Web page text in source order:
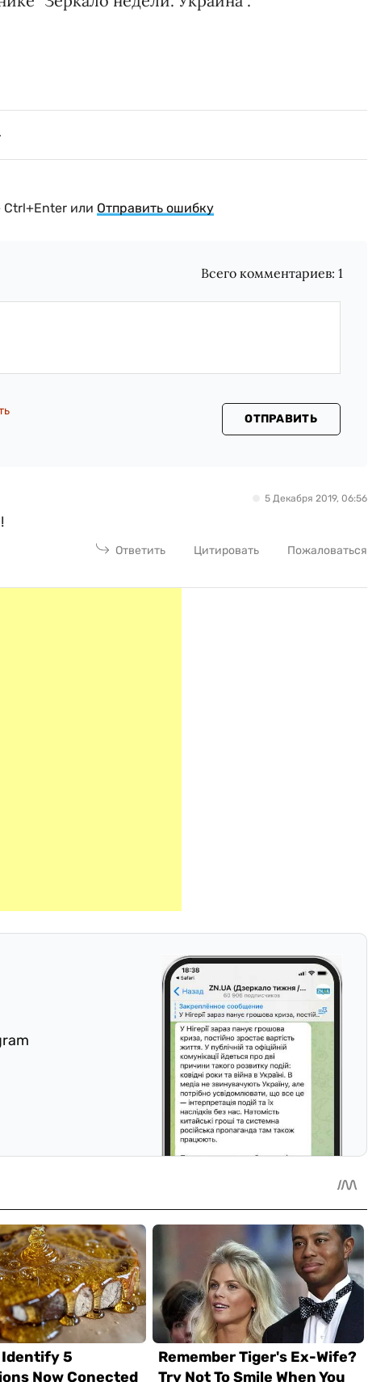
или Отправить ошибку
Всего комментариев:1
ОТПРАВИТЬ
5 Декабря 2019, 06:56
Ответить Цитировать Пожаловаться